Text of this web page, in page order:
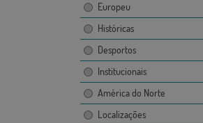
Europeu
Históricas
Desportos
Institucionais
América do Norte
Localizações